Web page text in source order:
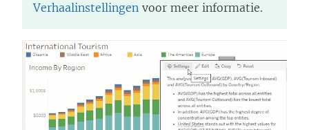
Verhaalinstellingen voor meer informatie.